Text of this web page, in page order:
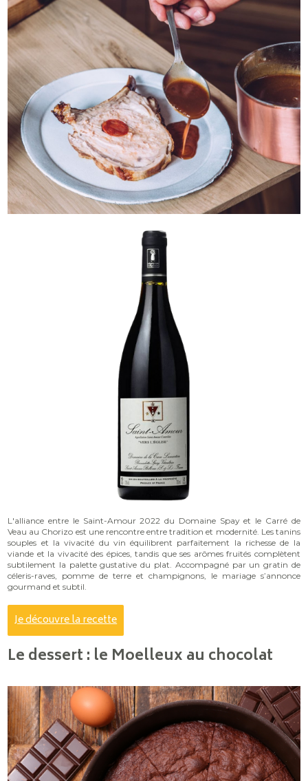
L'alliance entre le Saint-Amour 2022 du Domaine Spay et le Carré de
Veau au Chorizo est une rencontre entre tradition et modernité. Les tanins
souples et la vivacité du vin équilibrent parfaitement la richesse de la
viande et la vivacité des épices, tandis que ses arômes fruités complètent
subtilement la palette gustative du plat. Accompagné par un gratin de
céleris-raves, pomme de terre et champignons, le mariage s’annonce
gourmand et subtil.
Je découvre la recette
Le dessert : le Moelleux au chocolat